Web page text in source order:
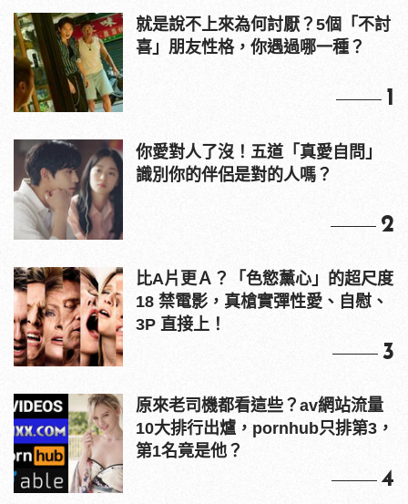
就是說不上來為何討厭？5個「不討
喜」朋友性格，你遇過哪一種？
1
你愛對人了沒！五道「真愛自問」
識別你的伴侶是對的人嗎？
2
比A片更Ａ？「色慾薰心」的超尺度
18 禁電影，真槍實彈性愛、自慰、
3P 直接上！
3
原來老司機都看這些？av網站流量
10大排行出爐，pornhub只排第3，
第1名竟是他？
4